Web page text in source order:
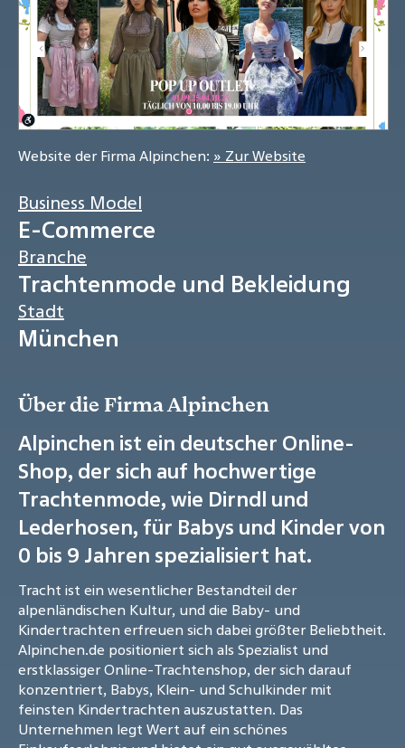
Website der Firma Alpinchen: » Zur Website
Business Model
E-Commerce
Branche
Trachtenmode und Bekleidung
Stadt
München
Über die Firma Alpinchen
Alpinchen ist ein deutscher Online-
Shop, der sich auf hochwertige
Trachtenmode, wie Dirndl und
Lederhosen, für Babys und Kinder von
0 bis 9 Jahren spezialisiert hat.
Tracht ist ein wesentlicher Bestandteil der
alpenländischen Kultur, und die Baby- und
Kindertrachten erfreuen sich dabei größter Beliebtheit.
Alpinchen.de positioniert sich als Spezialist und
erstklassiger Online-Trachtenshop, der sich darauf
konzentriert, Babys, Klein- und Schulkinder mit
feinsten Kindertrachten auszustatten. Das
Unternehmen legt Wert auf ein schönes